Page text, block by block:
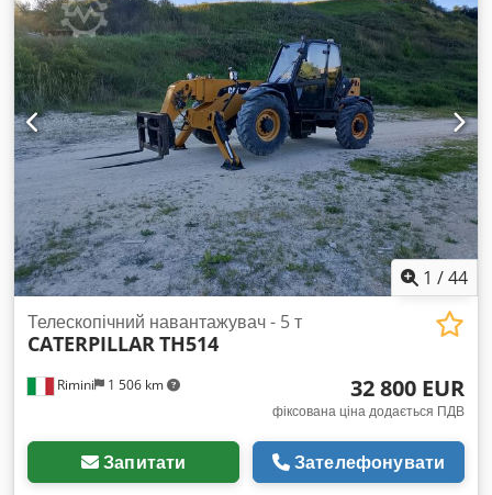
1 /44
Rimini 1 506 km
Телескопічний навантажувач - 5 т
CATERPILLARTH514
32 800 EUR
фіксована ціна додається ПДВ
Запитати Зателефонувати